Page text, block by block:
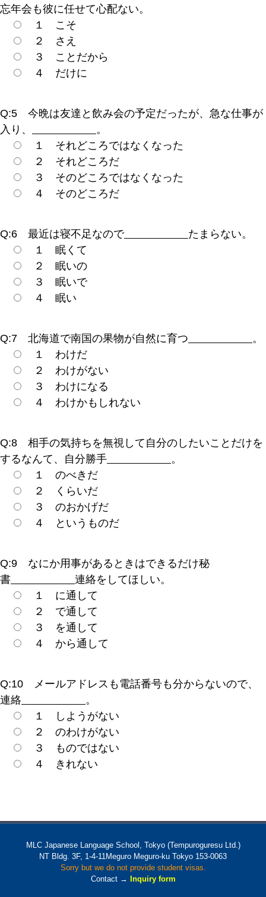
忘年会も彼に任せて心配ない。
１ こそ
２ さえ
３ ことだから
４ だけに
Q:5 今晩は友達と飲み会の予定だったが、急な仕事が
入り、
。
１ それどころではなくなった
２ それどころだ
３ そのどころではなくなった
４ そのどころだ
Q:6 最近は寝不足なので
たまらない。
１ 眠くて
２ 眠いの
３ 眠いで
４ 眠い
Q:7 北海道で南国の果物が自然に育つ
。
１ わけだ
２ わけがない
３ わけになる
４ わけかもしれない
Q:8 相手の気持ちを無視して自分のしたいことだけを
するなんて、自分勝手
。
１ のべきだ
２ くらいだ
３ のおかげだ
４ というものだ
Q:9 なにか用事があるときはできるだけ秘
書
連絡をしてほしい。
１ に通して
２ で通して
３ を通して
４ から通して
Q:10 メールアドレスも電話番号も分からないので、
連絡
。
１ しようがない
２ のわけがない
３ ものではない
４ きれない
MLC Japanese Language School, Tokyo (Tempuroguresu Ltd.)
NT Bldg. 3F, 1-4-11Meguro Meguro-ku Tokyo 153-0063
Sorry but we do not provide student visas.
Contact →
Inquiry form